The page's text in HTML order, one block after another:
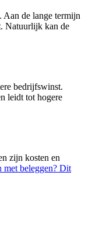
Aan de lange termijn
Natuurlijk kan de
bedrijfswinst.
leidt tot hogere
zijn kosten en
met beleggen? Dit